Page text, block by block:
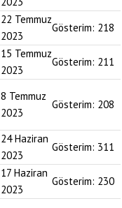
22 Temmuz
2023
Gösterim: 218
15 Temmuz
2023
Gösterim: 211
8 Temmuz
2023
Gösterim: 208
24 Haziran
2023
Gösterim: 311
17 Haziran
2023
Gösterim: 230